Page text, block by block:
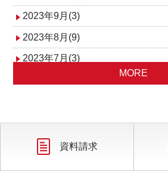
2023年9月(3)
2023年8月(9)
2023年7月(3)
2023年4月(6)
2023年3月(8)
MORE
資料請求